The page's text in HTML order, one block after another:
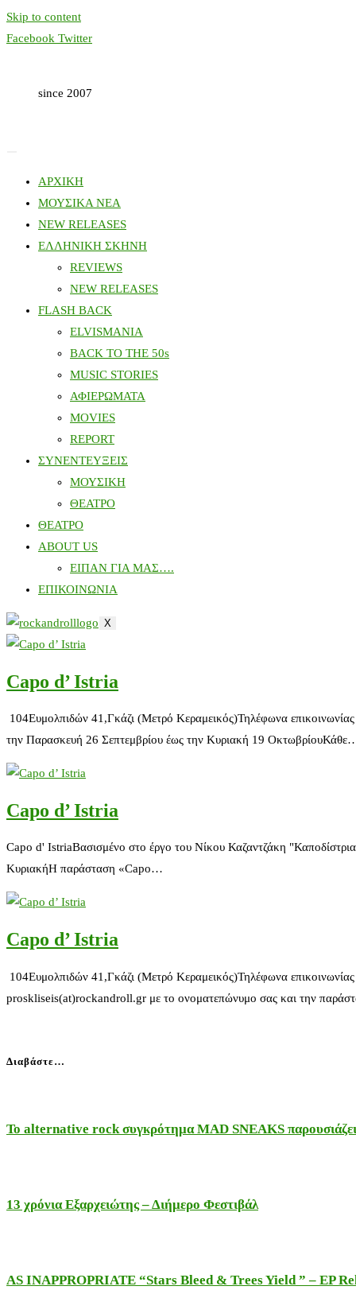
Skip to content
Facebook Twitter
since 2007
ΑΡΧΙΚΗ
ΜΟΥΣΙΚΑ ΝΕΑ
NEW RELEASES
ΕΛΛΗΝΙΚΗ ΣΚΗΝΗ
REVIEWS
NEW RELEASES
FLASH BACK
ELVISMANIA
BACK TO THE 50s
MUSIC STORIES
ΑΦΙΕΡΩΜΑΤΑ
MOVIES
REPORT
ΣΥΝΕΝΤΕΥΞΕΙΣ
ΜΟΥΣΙΚΗ
ΘΕΑΤΡΟ
ΘΕΑΤΡΟ
ABOUT US
ΕΙΠΑΝ ΓΙΑ ΜΑΣ….
ΕΠΙΚΟΙΝΩΝΙΑ
X
Capo d’ Istria
104Ευμολπιδών 41,Γκάζι (Μετρό Κεραμεικός)Τηλέφωνα
την Παρασκευή 26 Σεπτεμβρίου έως την Κυριακή 19
Capo d’ Istria
Capo d' IstriaΒασισμένο στο έργο του Νίκου Καζαντζάκη
ΚυριακήΗ παράσταση «Capo…
Capo d’ Istria
104Ευμολπιδών 41,Γκάζι (Μετρό Κεραμεικός)Τηλέφωνα
proskliseis(at)rockandroll.gr με το ονοματεπώνυμο σας και την
Διαβάστε…
Το alternative rock συγκρότημα MAD SNEAKS
13 χρόνια Εξαρχειώτης – Διήμερο Φεστιβάλ
AS INAPPROPRIATE “Stars Bleed & Trees Yield ” – EP